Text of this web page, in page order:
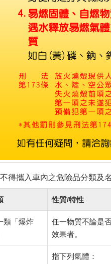
得攜入車內之危險品分類及
性質/特性
類「爆炸
任一物質不論是
效果者。
指下列氣體：